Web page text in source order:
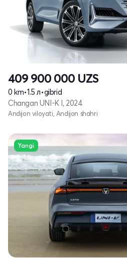
409 900 000 UZS
0 km•1.5 л•gibrid
Changan UNI-K I, 2024
Andijon viloyati, Andijon shahri
Yangi